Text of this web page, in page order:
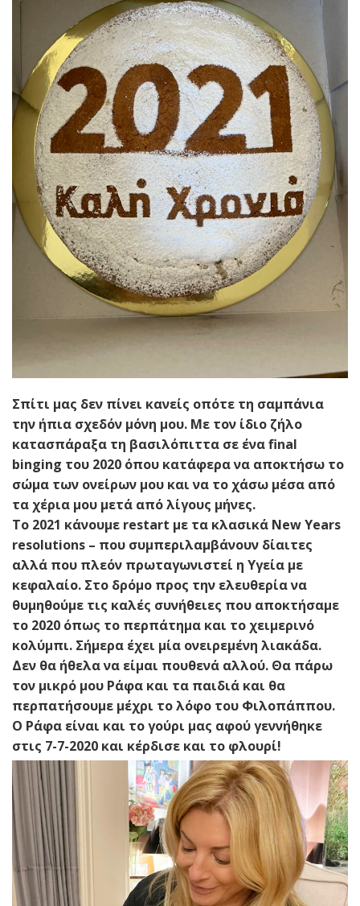
Σπίτι μας δεν πίνει κανείς οπότε τη σαμπάνια
την ήπια σχεδόν μόνη μου. Με τον ίδιο ζήλο
κατασπάραξα τη βασιλόπιττα σε ένα final
binging του 2020 όπου κατάφερα να αποκτήσω το
σώμα των ονείρων μου και να το χάσω μέσα από
τα χέρια μου μετά από λίγους μήνες.
Το 2021 κάνουμε restart με τα κλασικά New Years
resolutions – που συμπεριλαμβάνουν δίαιτες
αλλά που πλεόν πρωταγωνιστεί η Υγεία με
κεφαλαίο. Στο δρόμο προς την ελευθερία να
θυμηθούμε τις καλές συνήθειες που αποκτήσαμε
το 2020 όπως το περπάτημα και το χειμερινό
κολύμπι. Σήμερα έχει μία ονειρεμένη λιακάδα.
Δεν θα ήθελα να είμαι πουθενά αλλού. Θα πάρω
τον μικρό μου Ράφα και τα παιδιά και θα
περπατήσουμε μέχρι το λόφο του Φιλοπάππου.
Ο Ράφα είναι και το γούρι μας αφού γεννήθηκε
στις 7-7-2020 και κέρδισε και το φλουρί!